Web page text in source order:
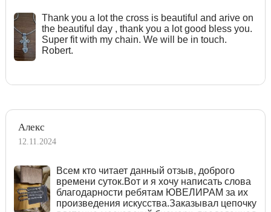
Тhank you a lot the cross is beautiful and arive on
the beautiful day , thank you a lot good bless you.
Super fit with my chain. We will be in touch.
Robert.
Алекс
12.11.2024
Всем кто читает данный отзыв, доброго
времени суток.Вот и я хочу написать слова
благодарности ребятам ЮВЕЛИРАМ за их
произведения искусства.Заказывал цепочку